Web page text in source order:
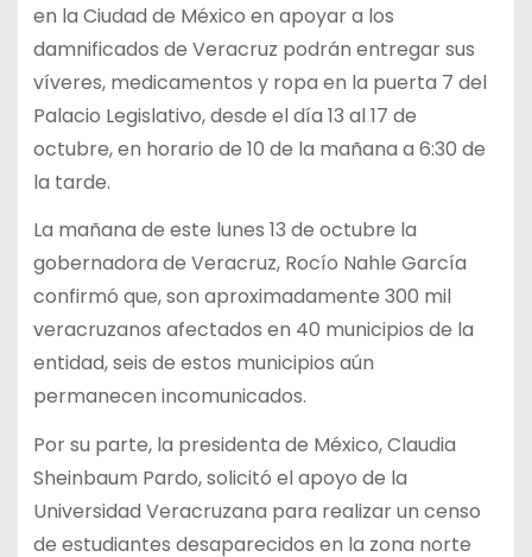
en la Ciudad de México en apoyar a los
damnificados de Veracruz podrán entregar sus
víveres, medicamentos y ropa en la puerta 7 del
Palacio Legislativo, desde el día 13 al 17 de
octubre, en horario de 10 de la mañana a 6:30 de
la tarde.
La mañana de este lunes 13 de octubre la
gobernadora de Veracruz, Rocío Nahle García
confirmó que, son aproximadamente 300 mil
veracruzanos afectados en 40 municipios de la
entidad, seis de estos municipios aún
permanecen incomunicados.
Por su parte, la presidenta de México, Claudia
Sheinbaum Pardo, solicitó el apoyo de la
Universidad Veracruzana para realizar un censo
de estudiantes desaparecidos en la zona norte